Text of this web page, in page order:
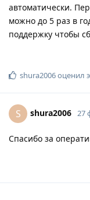
автоматически.
можно до 5 раз в
поддержку чтобы
shura2006оценил
S shura2006 27
Спасибо за